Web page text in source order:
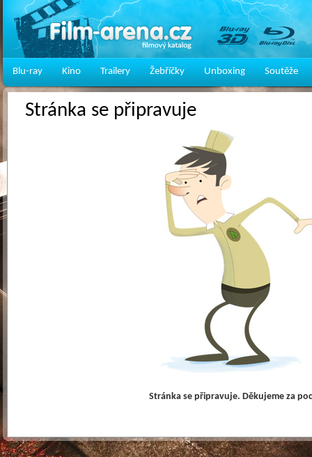
Blu-ray Kino Trailery Žebříčky Unboxing Soutěže
Stránka se připravuje
Stránka se připravuje. Děkujeme za